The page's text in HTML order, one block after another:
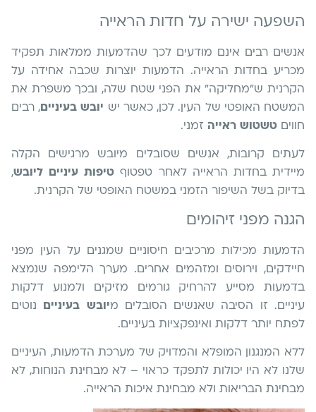
השפעה ישירה על חדות הראייה
אנשים רבים אינם מודעים לכך שהדמעות ממלאות תפקיד
מכריע בחדות הראייה. הדמעות יוצרות שכבה אחידה על
הקרנית ש"מחליקה" את הפני שטח שלה, ובכך משפרת את
המשטח האופטי של העין. לכן, כאשר יש יובש בעיניים, רבים
חווים טשטוש ראייה זמני.
לעתים קרובות, אנשים שסובלים מיובש מרגישים הקלה
מיידית בחדות הראייה לאחר טפטוף טיפות עיניים ליובש,
בדיוק בשל השיפור הזמני במשטח האופטי של הקרנית.
הגנה מפני זיהומים
הדמעות מכילות מרכיבים חיסוניים שמגנים על העין מפני
חיידקים, וירוסים ומזהמים אחרים. מערך הלימפה שנמצא
בדמעות מסייע להרחיק גורמים מזיקים ולמנוע דלקות
עיניים. זו הסיבה שאנשים הסובלים מיובש בעיניים נוטים
לפתח יותר דלקות ואינפקציות בעיניים.
ללא המנגנון המופלא והמדויק של מערכת הדמעות, העיניים
שלנו לא היו יכולות לתפקד כראוי – לא מבחינת הנוחות, לא
מבחינת הבריאות ולא מבחינת איכות הראייה.